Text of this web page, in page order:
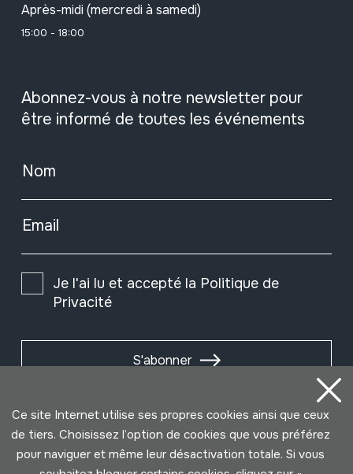
Après-midi (mercredi à samedi)
15:00 - 18:00
Abonnez-vous à notre newsletter pour
être informé de toutes les événements
Nom
Email
Je l'ai lu et accepté la Politique de
Privacité
S'abonner
Ce site Internet utilise ses propres cookies ainsi que ceux
de tiers. Choisissez l’option de cookies que vous préférez
pour naviguer et même leur désactivation totale. Si vous